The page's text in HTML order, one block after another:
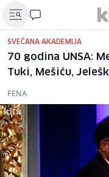
SVEČANA AKADEMIJA
70 godina UNSA:
Tuki, Mešiću,
FENA